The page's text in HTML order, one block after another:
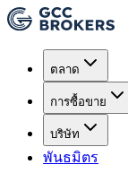
ตลาด
การซื้อขาย
บริษัท
พันธมิตร